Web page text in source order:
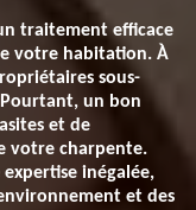
traitement efficace
votre habitation. À
sous-
un bon
et de
votre charpente.
inégalée,
et des